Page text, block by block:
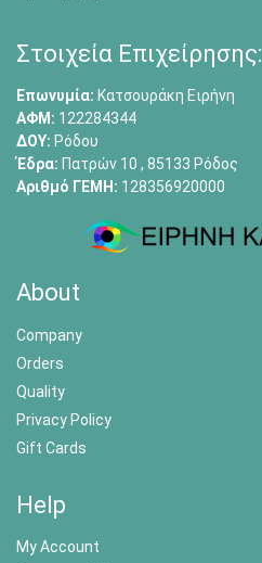
Στοιχεία Επιχείρησης:
Επωνυμία: Κατσουράκη Ειρήνη
ΑΦΜ: 122284344
ΔΟΥ: Ρόδου
Έδρα: Πατρών 10 , 85133 Ρόδος
Αριθμό ΓΕΜΗ: 128356920000
About
Company
Orders
Quality
Privacy Policy
Gift Cards
Help
My Account